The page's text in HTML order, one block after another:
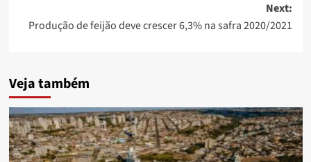
Next:
Produção de feijão deve crescer 6,3% na safra 2020/2021
Veja também